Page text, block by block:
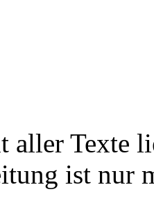
aller Texte
ist nur